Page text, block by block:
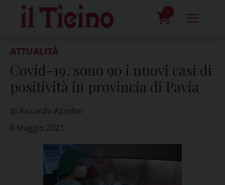
content
0
ATTUALITÀ
Covid-19, sono 90 i nuovi casi di
positività in provincia di Pavia
di Riccardo Azzolini
8 Maggio 2021